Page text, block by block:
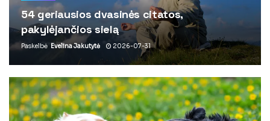
54 geriausios dvasinės citatos,
pakylėjančios sielą
Paskelbė Evelina Jakutytė 2026-07-31